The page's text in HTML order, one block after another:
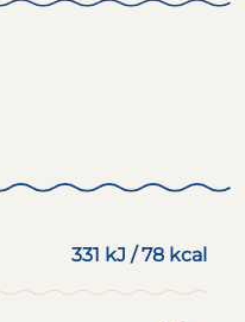
331 kJ / 78 kcal